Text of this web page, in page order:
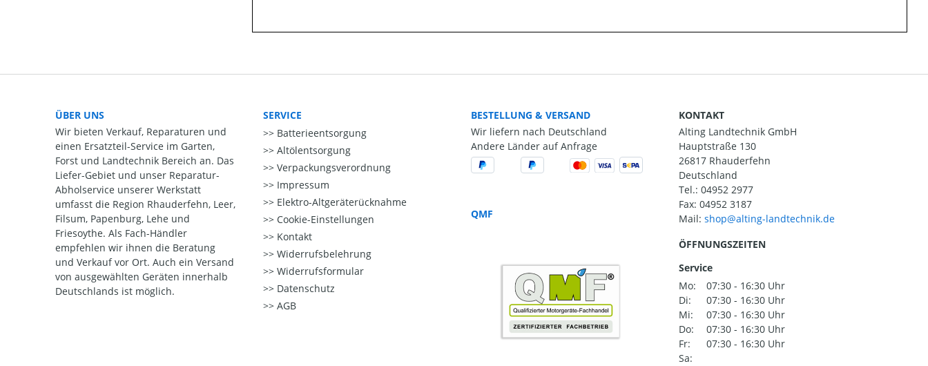
ÜBER UNS
Wir bieten Verkauf, Reparaturen und
einen Ersatzteil-Service im Garten,
Forst und Landtechnik Bereich an. Das
Liefer-Gebiet und unser Reparatur-
Abholservice unserer Werkstatt
umfasst die Region Rhauderfehn, Leer,
Filsum, Papenburg, Lehe und
Friesoythe. Als Fach-Händler
empfehlen wir ihnen die Beratung
und Verkauf vor Ort. Auch ein Versand
von ausgewählten Geräten innerhalb
Deutschlands ist möglich.
SERVICE
Batterieentsorgung
Altölentsorgung
Verpackungsverordnung
Impressum
Elektro-Altgeräterücknahme
Cookie-Einstellungen
Kontakt
Widerrufsbelehrung
Widerrufsformular
Datenschutz
AGB
BESTELLUNG & VERSAND
Wir liefern nach Deutschland
Andere Länder auf Anfrage
QMF
KONTAKT
Alting Landtechnik GmbH
Hauptstraße 130
26817 Rhauderfehn
Deutschland
Tel.: 04952 2977
Fax: 04952 3187
Mail:
ÖFFNUNGSZEITEN
Service
Mo:
07:30 - 16:30 Uhr
Di:
07:30 - 16:30 Uhr
Mi:
07:30 - 16:30 Uhr
Do:
07:30 - 16:30 Uhr
Fr:
07:30 - 16:30 Uhr
Sa: